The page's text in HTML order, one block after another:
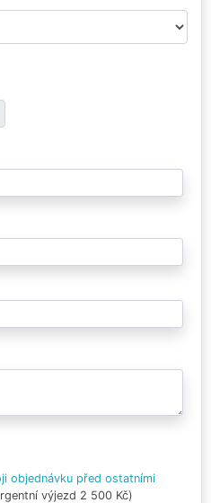
objednávku před ostatními
výjezd 2 500 Kč)